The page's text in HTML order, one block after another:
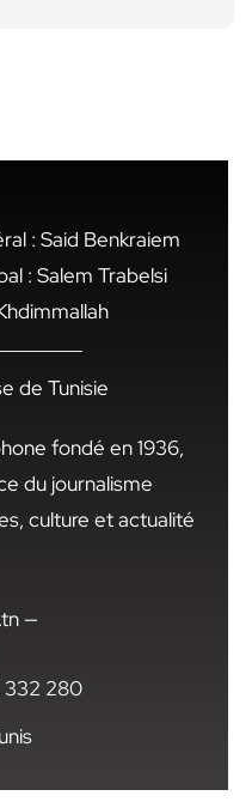
: Said Benkraiem
: Salem Trabelsi
de Tunisie
fondé en 1936,
du journalisme
culture et actualité
—
332 280